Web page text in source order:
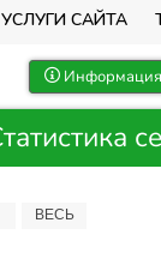
УСЛУГИ САЙТА
ВЕСЬ